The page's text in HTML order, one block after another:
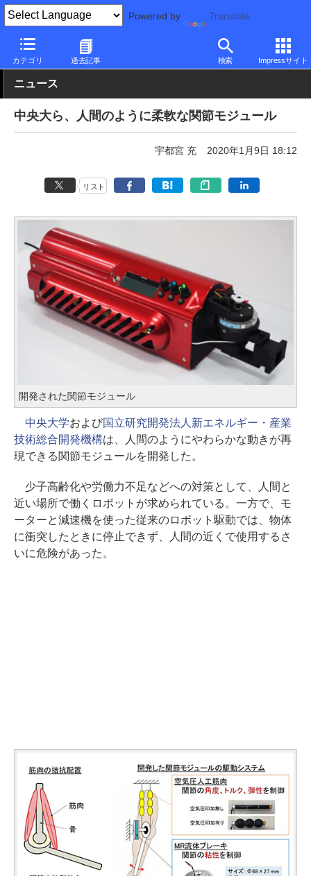
Powered by Translate
カテゴリ 過去記事 検索 Impressサイト
PC Watch 市場 技術
ニュース
中央大ら、人間のように柔軟な関節モジュール
宇都宮 充 2020年1月9日 18:12
リスト
開発された関節モジュール
中央大学および国立研究開発法人新エネルギー・産業
技術総合開発機構は、人間のようにやわらかな動きが再
現できる関節モジュールを開発した。
少子高齢化や労働力不足などへの対策として、人間と
近い場所で働くロボットが求められている。一方で、モ
ーターと減速機を使った従来のロボット駆動では、物体
に衝突したときに停止できず、人間の近くで使用するさ
いに危険があった。